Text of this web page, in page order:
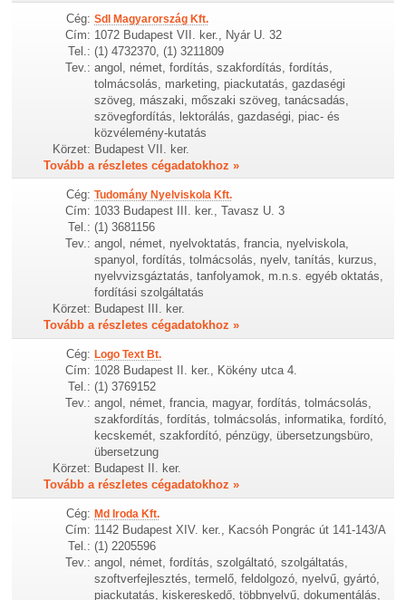
Cég: Sdl Magyarország Kft.
Cím: 1072 Budapest VII. ker., Nyár U. 32
Tel.: (1) 4732370, (1) 3211809
Tev.: angol, német, fordítás, szakfordítás, fordítás,
tolmácsolás, marketing, piackutatás, gazdaségi
szöveg, mászaki, mőszaki szöveg, tanácsadás,
szövegfordítás, lektorálás, gazdaségi, piac- és
közvélemény-kutatás
Körzet: Budapest VII. ker.
Tovább a részletes cégadatokhoz »
Cég: Tudomány Nyelviskola Kft.
Cím: 1033 Budapest III. ker., Tavasz U. 3
Tel.: (1) 3681156
Tev.: angol, német, nyelvoktatás, francia, nyelviskola,
spanyol, fordítás, tolmácsolás, nyelv, tanítás, kurzus,
nyelvvizsgáztatás, tanfolyamok, m.n.s. egyéb oktatás,
fordítási szolgáltatás
Körzet: Budapest III. ker.
Tovább a részletes cégadatokhoz »
Cég: Logo Text Bt.
Cím: 1028 Budapest II. ker., Kökény utca 4.
Tel.: (1) 3769152
Tev.: angol, német, francia, magyar, fordítás, tolmácsolás,
szakfordítás, fordítás, tolmácsolás, informatika, fordító,
kecskemét, szakfordító, pénzügy, übersetzungsbüro,
übersetzung
Körzet: Budapest II. ker.
Tovább a részletes cégadatokhoz »
Cég: Md Iroda Kft.
Cím: 1142 Budapest XIV. ker., Kacsóh Pongrác út 141-143/A
Tel.: (1) 2205596
Tev.: angol, német, fordítás, szolgáltató, szolgáltatás,
szoftverfejlesztés, termelő, feldolgozó, nyelvű, gyártó,
piackutatás, kiskereskedő, többnyelvű, dokumentálás,